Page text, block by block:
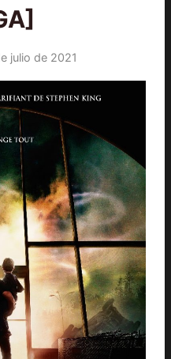
julio de 2021